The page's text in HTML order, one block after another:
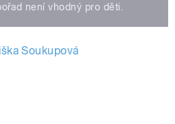
není vhodný pro děti.
Soukupová